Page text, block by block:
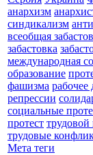
анархизм
синдикализм
всеобщая
забастовка
международная
образование
фашизма
репрессии
социальные
протест
трудовые
Мета теги